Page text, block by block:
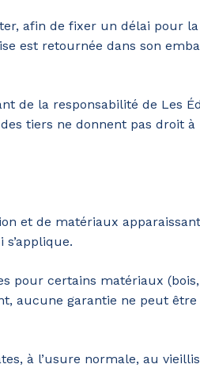
afin de fixer un délai pour
est retournée dans son
de la responsabilité de Les
tiers ne donnent pas droit
et de matériaux
pour certains matériaux
aucune garantie ne peut
à l’usure normale, au